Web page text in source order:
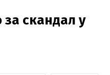
за скандал у